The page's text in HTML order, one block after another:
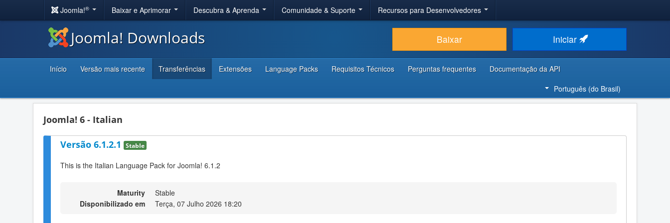
Joomla!® Baixar e Aprimorar Descubra & Aprenda Comunidade & Suporte Recursos para Desenvolvedores
Joomla! Downloads Baixar Iniciar
Início Versão mais recente Transferências Extensões Language Packs Requisitos Técnicos Perguntas frequentes
Documentação da API
Português (do Brasil)
Joomla! 6 - Italian
Versão 6.1.2.1 Stable
This is the Italian Language Pack for Joomla! 6.1.2
Maturity
Stable
Disponibilizado em
Terça, 07 Julho 2026 18:20